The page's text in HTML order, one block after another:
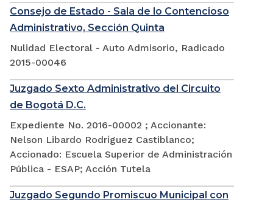
Consejo de Estado - Sala de lo Contencioso
Administrativo, Sección Quinta
Nulidad Electoral - Auto Admisorio, Radicado
2015-00046
Juzgado Sexto Administrativo del Circuito
de Bogotá D.C.
Expediente No. 2016-00002 ; Accionante:
Nelson Libardo Rodríguez Castiblanco;
Accionado: Escuela Superior de Administración
Pública - ESAP; Acción Tutela
Juzgado Segundo Promiscuo Municipal con